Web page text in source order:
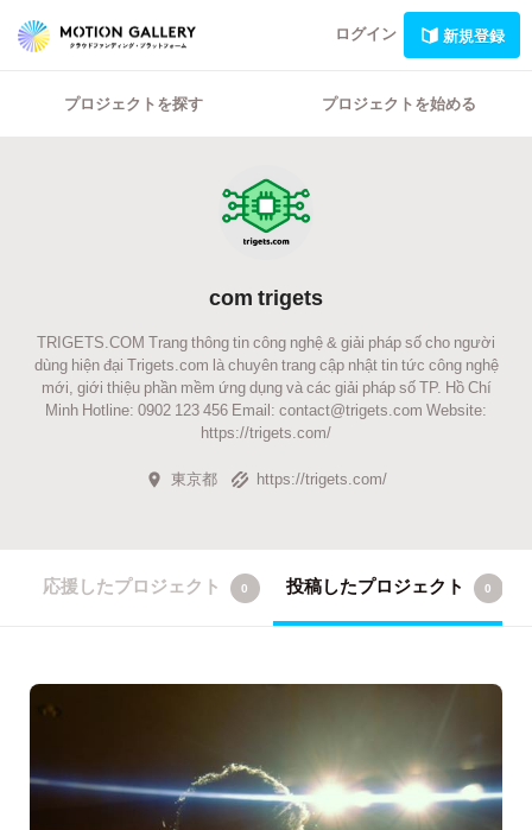
ログイン 新規登録
プロジェクトを探す プロジェクトを始める
com trigets
TRIGETS.COM Trang thông tin công nghệ & giải pháp số cho người
dùng hiện đại Trigets.com là chuyên trang cập nhật tin tức công nghệ
mới, giới thiệu phần mềm ứng dụng và các giải pháp số TP. Hồ Chí
Minh Hotline: 0902 123 456 Email: contact@trigets.com Website:
https://trigets.com/
東京都 https://trigets.com/
応援したプロジェクト 0 投稿したプロジェクト 0